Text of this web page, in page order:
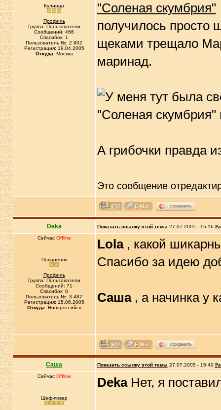
Кулинар
Профиль
Группа: Пользователи
Сообщений: 466
Спасибок: 1
Пользователь №: 2 902
Регистрация: 19.04.2005
Откуда:Москва
"Соленая скумбрия"
получилось просто
щеками трещало
маринад.
А грибочки правда
Это сообщение
сохранить
Deka Показать ссылку этой темы 27.07.2005 - 15:16
Сейчас Offline
Поварёнок
Профиль
Группа: Пользователи
Сообщений: 71
Спасибок: 0
Пользователь №: 3 487
Регистрация: 15.06.2005
Откуда: Новороссийск
Lola, какой
Спасибо за идею
Саша, а начинка у
сохранить
Саша Показать ссылку этой темы 27.07.2005 - 15:40
Сейчас Offline
Шеф-повар
DekaНет, я